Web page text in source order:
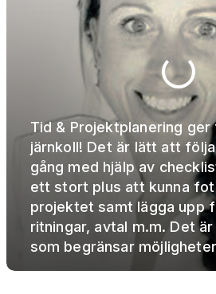
Tid & Projektplanering
järnkoll! Det är lätt att
gång med hjälp av
ett stort plus att kunna
projektet samt lägga upp
ritningar, avtal m.m. Det
som begränsar